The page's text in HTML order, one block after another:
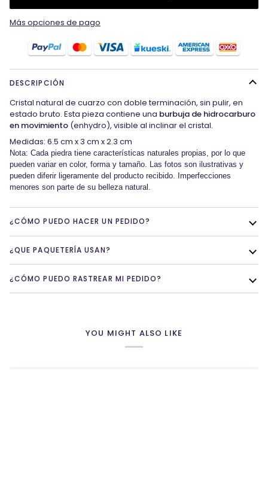
Más opciones de pago
DESCRIPCIÓN
Cristal natural de cuarzo con doble terminación, sin pulir, en
estado bruto. Esta pieza contiene una burbuja de hidrocarburo
en movimiento (enhydro), visible al inclinar el cristal.
Medidas: 6.5 cm x 3 cm x 2.3 cm
Nota: Cada piedra tiene características naturales propias, por lo que
pueden variar en color, forma y tamaño. Las fotos son ilustrativas y
pueden diferir ligeramente del producto recibido. Imperfecciones
menores son parte de su belleza natural.
¿CÓMO PUEDO HACER UN PEDIDO?
¿QUE PAQUETERÍA USAN?
¿CÓMO PUEDO RASTREAR MI PEDIDO?
YOU MIGHT ALSO LIKE